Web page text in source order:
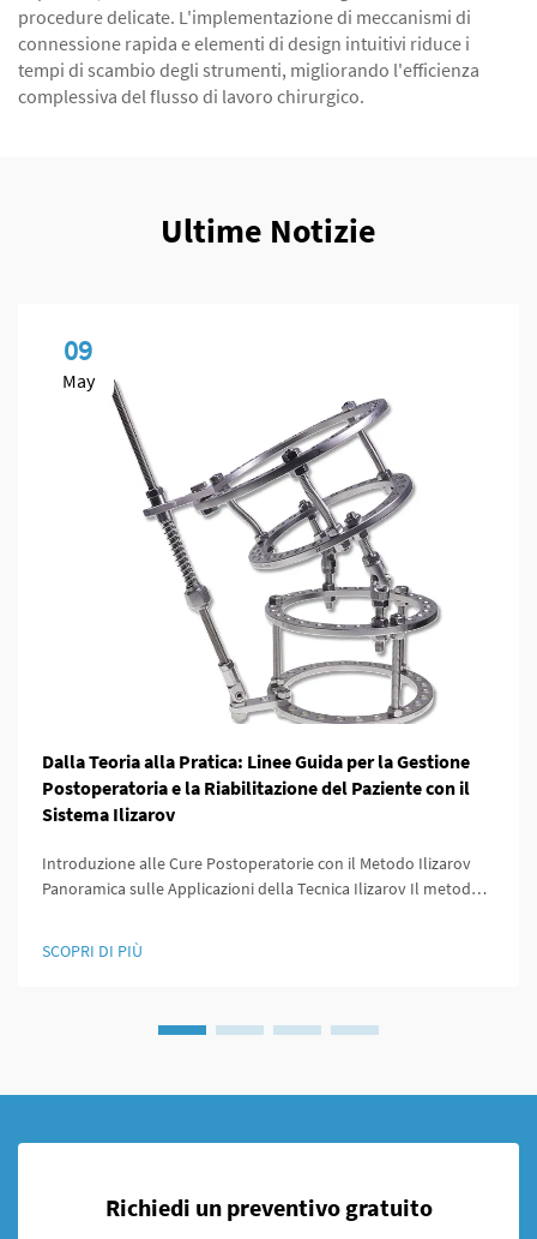
procedure delicate. L'implementazione di meccanismi di
connessione rapida e elementi di design intuitivi riduce i
tempi di scambio degli strumenti, migliorando l'efficienza
complessiva del flusso di lavoro chirurgico.
Ultime Notizie
09
May
Dalla Teoria alla Pratica: Linee Guida per la Gestione
Postoperatoria e la Riabilitazione del Paziente con il
Sistema Ilizarov
Introduzione alle Cure Postoperatorie con il Metodo Ilizarov
Panoramica sulle Applicazioni della Tecnica Ilizarov Il metodo
offerto modi per allungare le ossa, stabilizzare le fratture e
correggere deformità che...
SCOPRI DI PIÙ
Richiedi un preventivo gratuito